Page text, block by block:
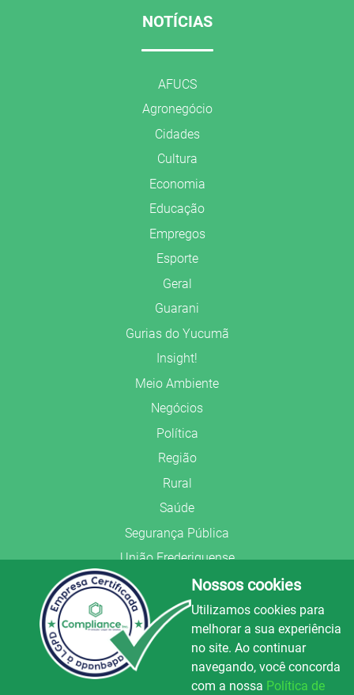
NOTÍCIAS
AFUCS
Agronegócio
Cidades
Cultura
Economia
Educação
Empregos
Esporte
Geral
Guarani
Gurias do Yucumã
Insight!
Meio Ambiente
Negócios
Política
Região
Rural
Saúde
Segurança Pública
União Frederiquense
© Copyright 2022.LA+.
Todos os direitos reservados.
Nossos cookies
Utilizamos cookies para
melhorar a sua experiência
no site. Ao continuar
navegando, você concorda
com a nossa Política de